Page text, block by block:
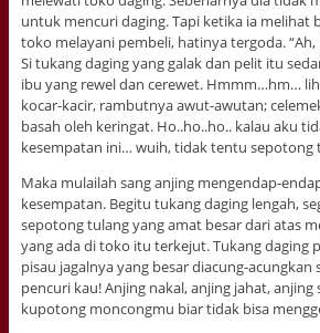
untuk mencuri daging. Tapi ketika ia melihat
toko melayani pembeli, hatinya tergoda.
Si tukang daging yang galak dan pelit itu
ibu yang rewel dan cerewet. Hmmm…hm…
kocar-kacir, rambutnya awut-awutan;
basah oleh keringat. Ho..ho..ho.. kalau aku
kesempatan ini… wuih, tidak tentu sepotong
Maka mulailah sang anjing mengendap-
kesempatan. Begitu tukang daging lengah,
sepotong tulang yang amat besar dari atas
yang ada di toko itu terkejut. Tukang daging
pisau jagalnya yang besar diacung-acungkan
pencuri kau! Anjing nakal, anjing jahat,
kupotong moncongmu biar tidak bisa